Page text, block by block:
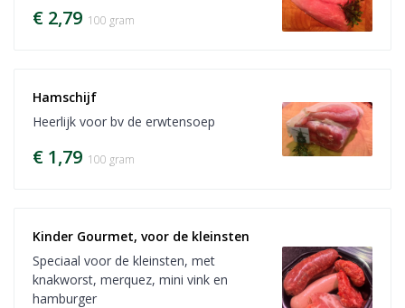
€ 2,79 100 gram
Hamschijf
Heerlijk voor bv de erwtensoep
€ 1,79 100 gram
Kinder Gourmet, voor de kleinsten
Speciaal voor de kleinsten, met
knakworst, merquez, mini vink en
hamburger